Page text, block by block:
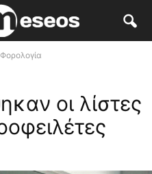
Φορολογία
οι λίστες